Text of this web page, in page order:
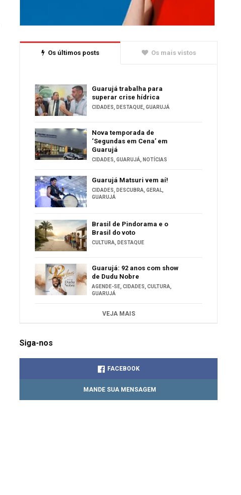
Os últimos posts
Os mais vistos
Guarujá trabalha para
superar crise hídrica
CIDADES, DESTAQUE,GUARUJÁ
Nova temporada de
‘Segundas em Cena’ em
Guarujá
CIDADES,GUARUJÁ, NOTÍCIAS
Guarujá Matsuri vem aí!
CIDADES, DESCUBRA,GERAL,
GUARUJÁ
Brasil de Pindorama e o
Brasil do voto
CULTURA, DESTAQUE
Guarujá: 92 anos com show
de Dudu Nobre
AGENDE-SE,CIDADES,CULTURA,
GUARUJÁ
VEJA MAIS
Siga-nos
FACEBOOK
MANDE SUA MENSAGEM